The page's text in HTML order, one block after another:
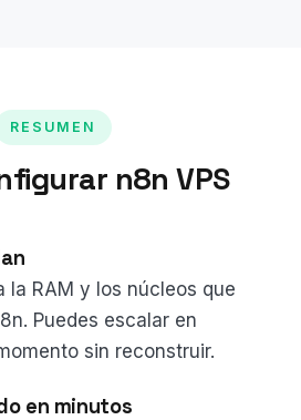
RESUMEN
n8n VPS
la RAM y los núcleos que
Puedes escalar en
sin reconstruir.
en minutos